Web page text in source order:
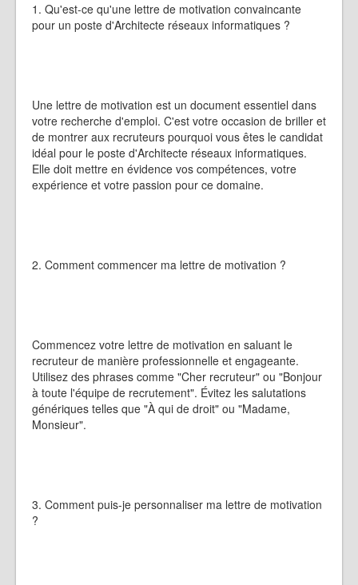
1. Qu'est-ce qu'une lettre de motivation convaincante
pour un poste d'Architecte réseaux informatiques ?
Une lettre de motivation est un document essentiel dans
votre recherche d'emploi. C'est votre occasion de briller et
de montrer aux recruteurs pourquoi vous êtes le candidat
idéal pour le poste d'Architecte réseaux informatiques.
Elle doit mettre en évidence vos compétences, votre
expérience et votre passion pour ce domaine.
2. Comment commencer ma lettre de motivation ?
Commencez votre lettre de motivation en saluant le
recruteur de manière professionnelle et engageante.
Utilisez des phrases comme "Cher recruteur" ou "Bonjour
à toute l'équipe de recrutement". Évitez les salutations
génériques telles que "À qui de droit" ou "Madame,
Monsieur".
3. Comment puis-je personnaliser ma lettre de motivation
?